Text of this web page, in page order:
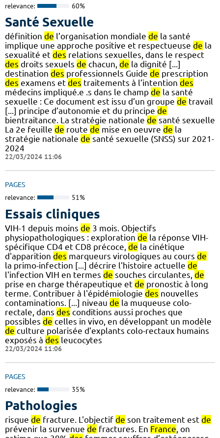
relevance: 60%
Santé Sexuelle
définition de l’organisation mondiale de la santé
implique une approche positive et respectueuse de la
sexualité et des relations sexuelles, dans le respect
des droits sexuels de chacun, de la dignité [...]
destination des professionnels Guide de prescription
des examens et des traitements à l’intention des
médecins impliqué.e .s dans le champ de la santé
sexuelle : Ce document est issu d’un groupe de travail
[...] principe d’autonomie et du principe de
bientraitance. La stratégie nationale de santé sexuelle
La 2e feuille de route de mise en oeuvre de la
stratégie nationale de santé sexuelle (SNSS) sur 2021-
2024
22/03/2024 11:06
PAGES
relevance: 51%
Essais cliniques
VIH-1 depuis moins de 3 mois. Objectifs
physiopathologiques : exploration de la réponse VIH-
spécifique CD4 et CD8 précoce, de la cinétique
d'apparition des marqueurs virologiques au cours de
la primo-infection [...] décrire l'histoire actuelle de
l'infection VIH en termes de souches circulantes, de
prise en charge thérapeutique et de pronostic à long
terme. Contribuer à l'épidémiologie des nouvelles
contaminations. [...] niveau de la muqueuse colo-
rectale, dans des conditions aussi proches que
possibles de celles in vivo, en développant un modèle
de culture polarisée d’explants colo-rectaux humains
exposés à des leucocytes
22/03/2024 11:06
PAGES
relevance: 35%
Pathologies
risque de fracture. L'objectif de son traitement est de
prévenir la survenue de fractures. En France, on